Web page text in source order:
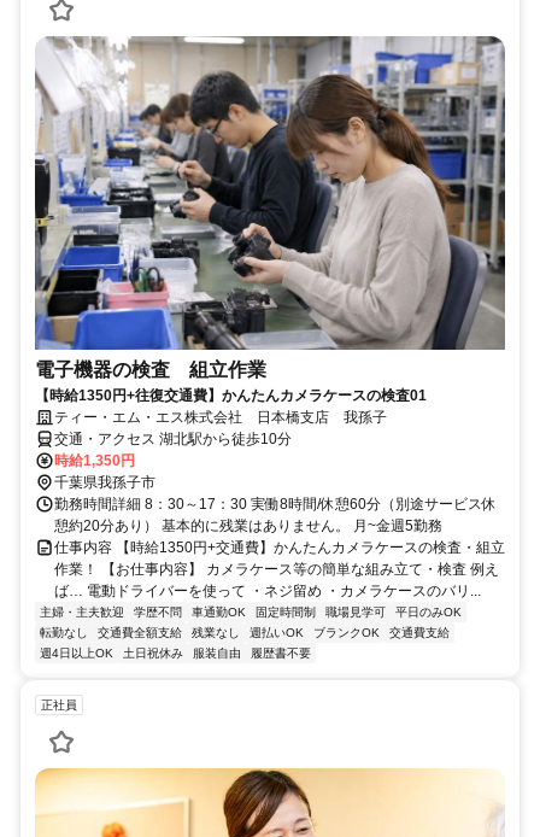
電子機器の検査 組立作業
【時給1350円+往復交通費】かんたんカメラケースの検査01
ティー・エム・エス株式会社 日本橋支店 我孫子
交通・アクセス 湖北駅から徒歩10分
時給1,350円
千葉県我孫子市
勤務時間詳細 8：30～17：30 実働8時間/休憩60分（別途サービス休
憩約20分あり） 基本的に残業はありません。 月~金週5勤務
仕事内容 【時給1350円+交通費】かんたんカメラケースの検査・組立
作業！ 【お仕事内容】 カメラケース等の簡単な組み立て・検査 例え
ば… 電動ドライバーを使って ・ネジ留め ・カメラケースのバリ...
主婦・主夫歓迎 学歴不問 車通勤OK 固定時間制 職場見学可
平日のみOK
転勤なし
交通費全額支給 残業なし 週払いOK ブランクOK
交通費支給
週4日以上OK
土日祝休み 服装自由 履歴書不要
正社員